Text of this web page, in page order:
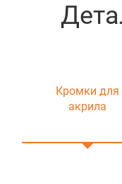
Кромки для
акрила